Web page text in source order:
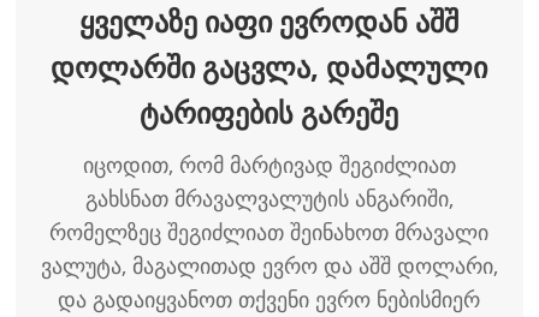
ყველაზე იაფი ევროდან აშშ
დოლარში გაცვლა, დამალული
ტარიფების გარეშე
იცოდით, რომ მარტივად შეგიძლიათ
გახსნათ მრავალვალუტის ანგარიში,
რომელზეც შეგიძლიათ შეინახოთ მრავალი
ვალუტა, მაგალითად ევრო და აშშ დოლარი,
და გადაიყვანოთ თქვენი ევრო ნებისმიერ